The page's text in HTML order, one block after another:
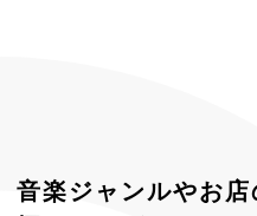
音楽ジャンルやお